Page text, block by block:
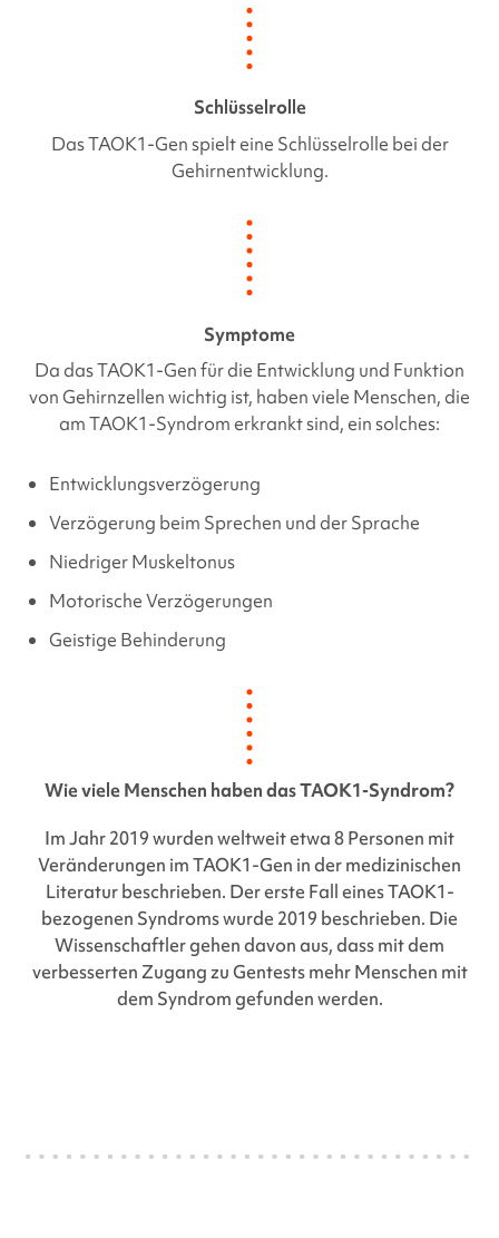
Schlüsselrolle
DasTAOK1-Genspielt eine Schlüsselrolle bei der
Gehirnentwicklung.
Symptome
Da dasTAOK1-Genfür die Entwicklung und Funktion
von Gehirnzellen wichtig ist, haben viele Menschen, die
am TAOK1-Syndromerkrankt sind, ein solches:
Entwicklungsverzögerung
Verzögerung beim Sprechen und der Sprache
Niedriger Muskeltonus
Motorische Verzögerungen
Geistige Behinderung
Wie viele Menschen habendas TAOK1-Syndrom?
Im Jahr 2019 wurden weltweit etwa 8 Personen mit
Veränderungen imTAOK1-Gen in der medizinischen
Literatur beschrieben. Der erste Fall eines TAOK1-
bezogenen Syndroms wurde 2019 beschrieben. Die
Wissenschaftler gehen davon aus, dass mit dem
verbesserten Zugang zu Gentests mehr Menschen mit
dem Syndrom gefunden werden.